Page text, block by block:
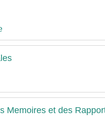
Memoires et des